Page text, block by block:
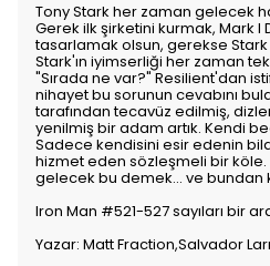
Tony Stark her zaman gelecek
Gerek ilk şirketini kurmak, Mark I
tasarlamak olsun, gerekse
Stark'ın iyimserliği her zaman
"Sırada ne var?" Resilient'dan
nihayet bu sorunun cevabını
tarafından tecavüz edilmiş,
yenilmiş bir adam artık. Kendi
Sadece kendisini esir edenin
hizmet eden sözleşmeli bir köle.
gelecek bu demek... ve bundan
Iron Man #521-527 sayıları bir
Yazar: Matt Fraction,Salvador